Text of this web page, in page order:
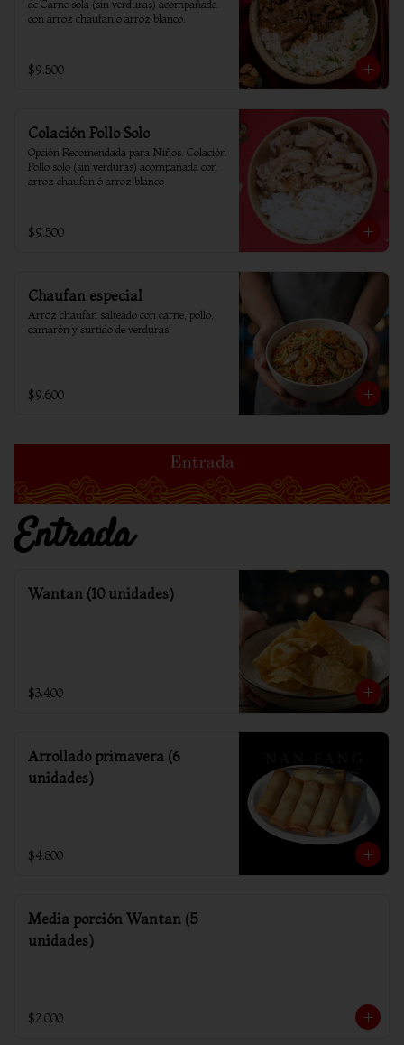
de Carne sola (sin verduras) acompañada
con arroz chaufan o arroz blanco.
$9.500
Colación Pollo Solo
Opción Recomendada para Niños. Colación
Pollo solo (sin verduras) acompañada con
arroz chaufan ó arroz blanco
$9.500
Chaufan especial
Arroz chaufan salteado con carne, pollo,
camarón y surtido de verduras
$9.600
Entrada
Wantan (10 unidades)
$3.400
Arrollado primavera (6
unidades)
$4.800
Media porción Wantan (5
unidades)
$2.000